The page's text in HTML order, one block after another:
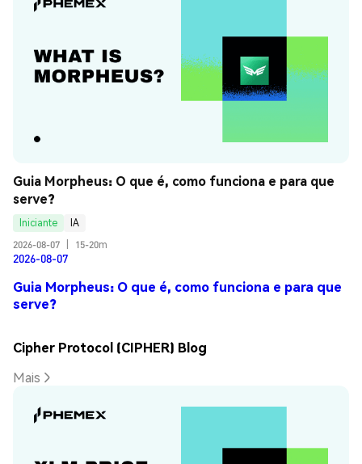
Guia Morpheus: O que é, como funciona e para que
serve?
Iniciante
IA
2026-08-07
15-20m
2026-08-07
Guia Morpheus: O que é, como funciona e para que
serve?
Cipher Protocol (CIPHER) Blog
Mais